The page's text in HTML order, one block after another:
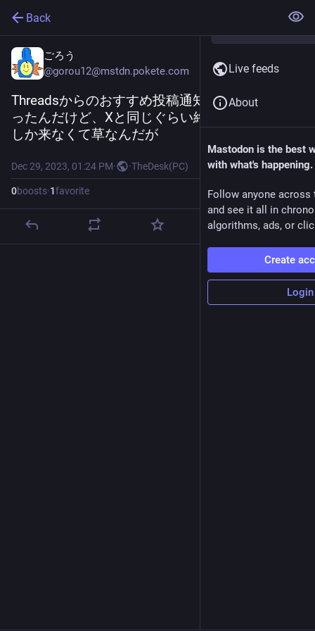
Back
ごろう
@gorou12@mstdn.pokete.com
Threadsからのおすすめ投稿通知が来るようにな
ったんだけど、Xと同じぐらい終わってるポスト
しか来なくて草なんだが
Dec 29, 2023, 01:24 PM· ·TheDesk(PC)
0boosts·1favorite
Live feeds
About
Mastodon is the best
with what's happening.
Follow anyone across
and see it all in
algorithms, ads, or
Create
Login